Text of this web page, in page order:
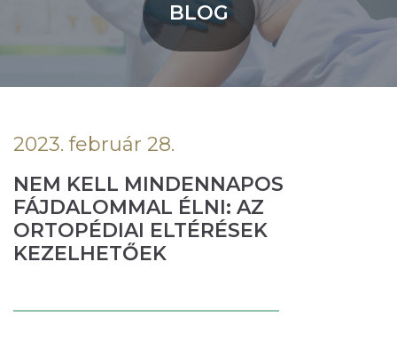
BLOG
2023. február 28.
NEM KELL MINDENNAPOS
FÁJDALOMMAL ÉLNI: AZ
ORTOPÉDIAI ELTÉRÉSEK
KEZELHETŐEK